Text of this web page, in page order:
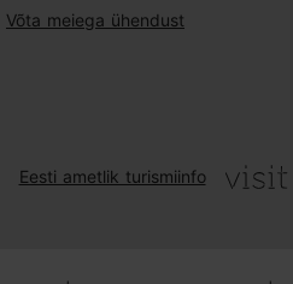
Võta meiega ühendust
Eesti ametlik turismiinfo